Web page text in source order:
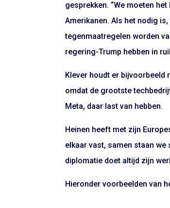
gesprekken. “We moeten
Amerikanen. Als het nodig
tegenmaatregelen worden
regering-Trump hebben in
Klever houdt er bijvoorbeeld
omdat de grootste
Meta, daar last van hebben.
Heinen heeft met zijn
elkaar vast, samen staan we
diplomatie doet altijd zijn
Hieronder voorbeelden van